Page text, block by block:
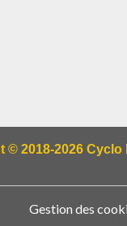
© 2018-2026 Cyclo
Gestion des